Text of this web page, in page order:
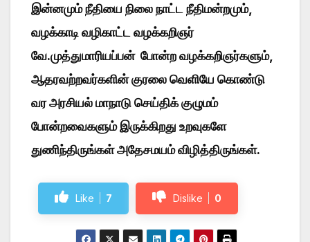
இன்னமும் நீதியை நிலை நாட்ட நீதிமன்றமும்,
வழக்காடி வழிகாட்ட வழக்கறிஞர்
வே.முத்துமாரியப்பன் போன்ற வழக்கறிஞர்களும்,
ஆதரவற்றவர்களின் குரலை வெளியே கொண்டு
வர அரசியல் மாநாடு செய்திக் குழுமம்
போன்றவைகளும் இருக்கிறது உறவுகளே
துணிந்திருங்கள் அதேசமயம் விழித்திருங்கள்.
Like 7 Dislike 0